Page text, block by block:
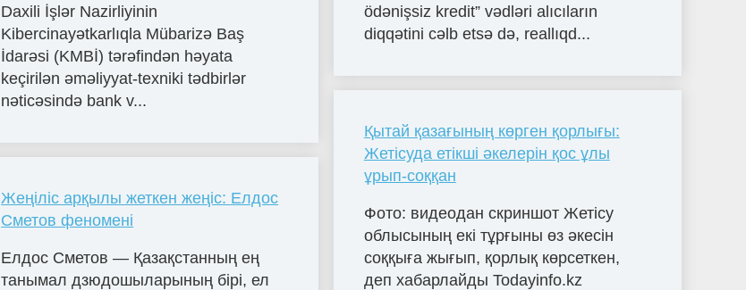
Daxili İşlər Nazirliyinin
Kibercinayətkarlıqla Mübarizə Baş
İdarəsi (KMBİ) tərəfindən həyata
keçirilən əməliyyat-texniki tədbirlər
nəticəsində bank v...
Жеңіліс арқылы жеткен жеңіс: Елдос
Сметов феномені
Елдос Сметов — Қазақстанның ең
танымал дзюдошыларының бірі, ел
ödənişsiz kredit” vədləri alıcıların
diqqətini cəlb etsə də, reallıqd...
Қытай қазағының көрген қорлығы:
Жетісуда етікші әкелерін қос ұлы
ұрып-соққан
Фото: видеодан скриншот Жетісу
облысының екі тұрғыны өз әкесін
соққыға жығып, қорлық көрсеткен,
деп хабарлайды Todayinfo.kz